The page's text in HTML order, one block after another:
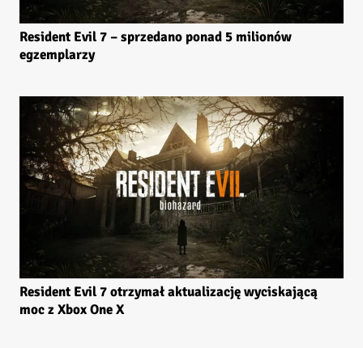
Resident Evil 7 – sprzedano ponad 5 milionów
egzemplarzy
Resident Evil 7 otrzymał aktualizację wyciskającą
moc z Xbox One X